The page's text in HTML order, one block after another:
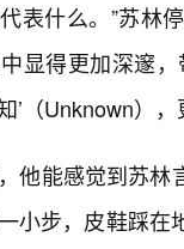
表什么。”苏林
显得更加深邃
’（Unknown）
他能感觉到苏
小步，皮鞋踩